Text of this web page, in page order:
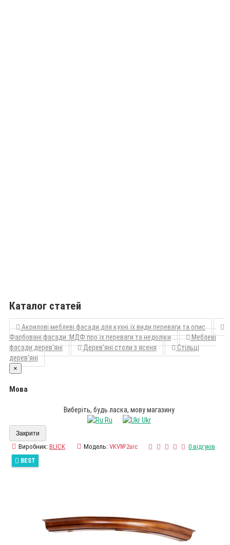
Каталог статей
Акрилові меблеві фасади для кухні їх види переваги та опис
Фарбовані фасади МДФ про їх переваги та недоліки
Меблеві
фасади дерев'яні
Дерев'яні столи з ясеня
Стільці
дерев'яні
×
Мова
Виберіть, будь ласка, мову магазину
Ru
Ukr
Закрити
Виробник: BLICK Модель: VKV№2urc 0 відгуків
BEST